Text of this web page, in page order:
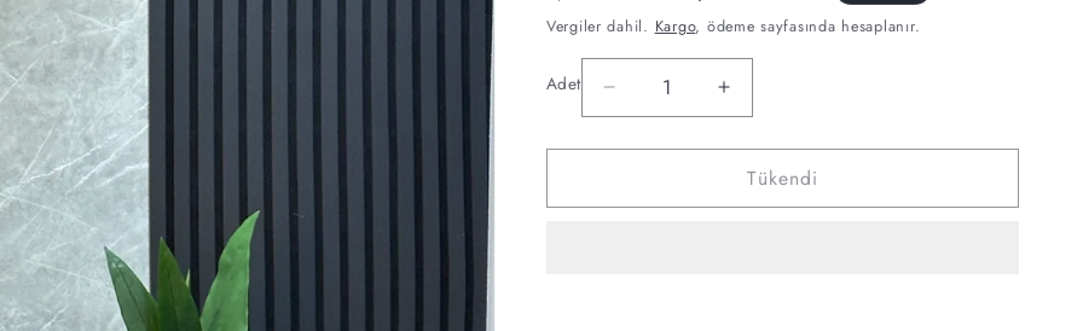
fiyat
fiyat
Vergiler dahil. Kargo, ödeme sayfasında hesaplanır.
Adet
Çeket
için
adedi
Çeket
için
adedi
artırın
Tükendi